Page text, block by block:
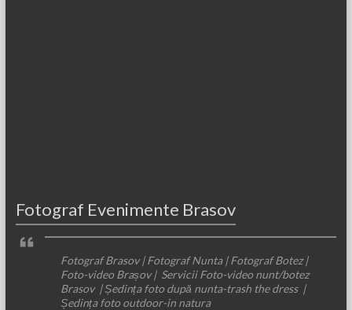
Fotograf Evenimente Brasov
Fotograf Brasov | Fotograf Nunta | Fotograf Botez |
Foto-video Brașov | Servicii Foto-video nunt/botez
Brasov | Ședința foto după nunta-trash the dress |
Ședința foto outdoor-in natura